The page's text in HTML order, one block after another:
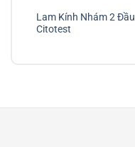
Lam Kính Nhám 2 Đầu
Citotest